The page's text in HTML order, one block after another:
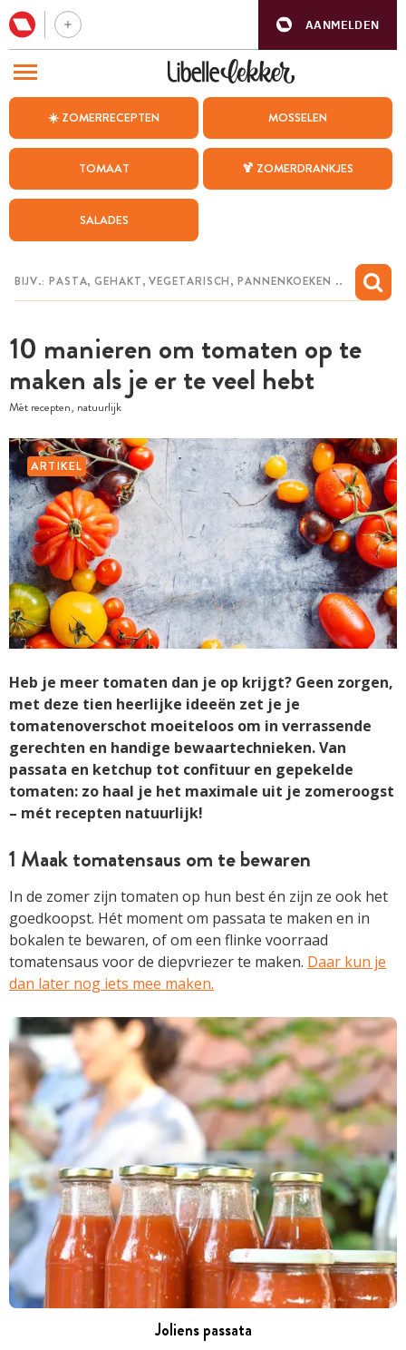
AANMELDEN
☀️ ZOMERRECEPTEN MOSSELEN
TOMAAT 🍹 ZOMERDRANKJES
SALADES
10 manieren om tomaten op te
maken als je er te veel hebt
Mét recepten, natuurlijk
ARTIKEL
Heb je meer tomaten dan je op krijgt? Geen zorgen,
met deze tien heerlijke ideeën zet je je
tomatenoverschot moeiteloos om in verrassende
gerechten en handige bewaartechnieken. Van
passata en ketchup tot confituur en gepekelde
tomaten: zo haal je het maximale uit je zomeroogst
– mét recepten natuurlijk!
1 Maak tomatensaus om te bewaren
In de zomer zijn tomaten op hun best én zijn ze ook het
goedkoopst. Hét moment om passata te maken en in
bokalen te bewaren, of om een flinke voorraad
tomatensaus voor de diepvriezer te maken. Daar kun je
dan later nog iets mee maken.
Joliens passata
BEZOEK ONZE ANDERE WEBSITES
WEEKMENU
CHAT MET MAIA
MIJN BEWAARDE RECEPTEN